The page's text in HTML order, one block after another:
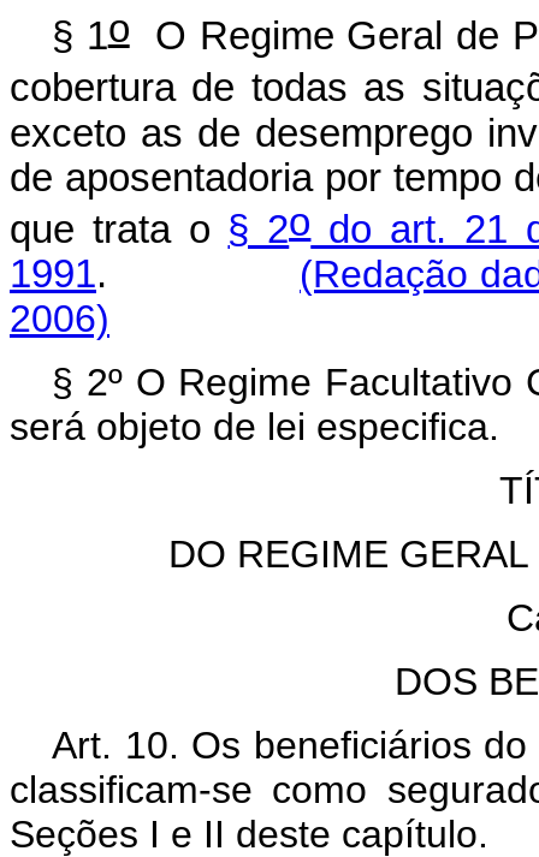
§ 1oO Regime Geral de
cobertura de todas as
exceto as de desemprego
de aposentadoria por tempo
que trata o § 2odo art. 21
1991. (Redação
2006)
§ 2º O Regime Facultativo
será objeto de lei especifica.
DO REGIME
DOS
Art. 10. Os beneficiários
classificam-se como
Seções I e II deste capítulo.